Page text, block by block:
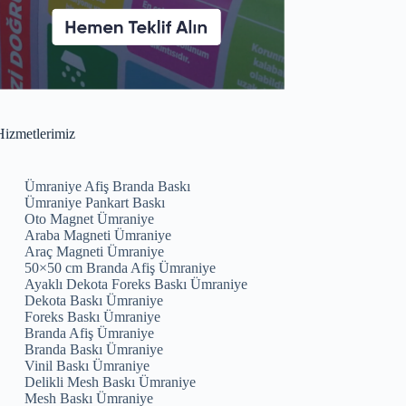
Ümraniye Afiş Branda Baskı
Ümraniye Pankart Baskı
Oto Magnet Ümraniye
Araba Magneti Ümraniye
Araç Magneti Ümraniye
50×50 cm Branda Afiş Ümraniye
Ayaklı Dekota Foreks Baskı Ümraniye
Dekota Baskı Ümraniye
Foreks Baskı Ümraniye
Branda Afiş Ümraniye
Branda Baskı Ümraniye
Vinil Baskı Ümraniye
Delikli Mesh Baskı Ümraniye
Mesh Baskı Ümraniye